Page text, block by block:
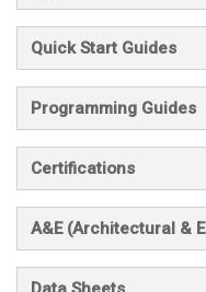
Quick Start Guides
Programming Guides
Certifications
A&E (Architectural &